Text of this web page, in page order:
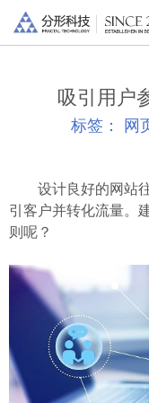
吸引用户
标签： 网
设计良好的网站往
引客户并转化流量。
则呢？